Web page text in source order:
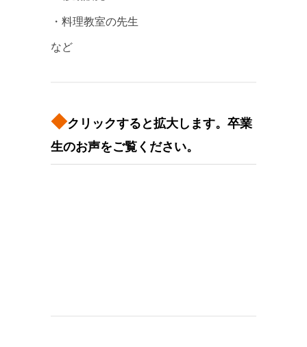
・料理教室の先生
など
◆クリックすると拡大します。卒業
生のお声をご覧ください。